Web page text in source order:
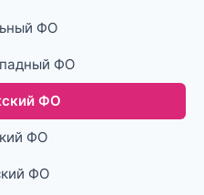
ФО
ФО
ФО
ФО
ФО